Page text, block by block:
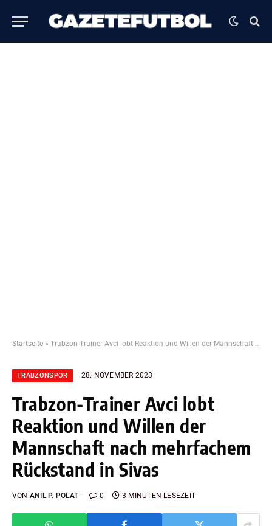
Startseite » Trabzon-Trainer Avci lobt Reaktion und Willen der Mannschaft nach mehrfachem Rückstand in Sivas
TRABZONSPOR 28. NOVEMBER 2023
Trabzon-Trainer Avci lobt
Reaktion und Willen der
Mannschaft nach mehrfachem
Rückstand in Sivas
VON ANIL P. POLAT 0 3 MINUTEN LESEZEIT